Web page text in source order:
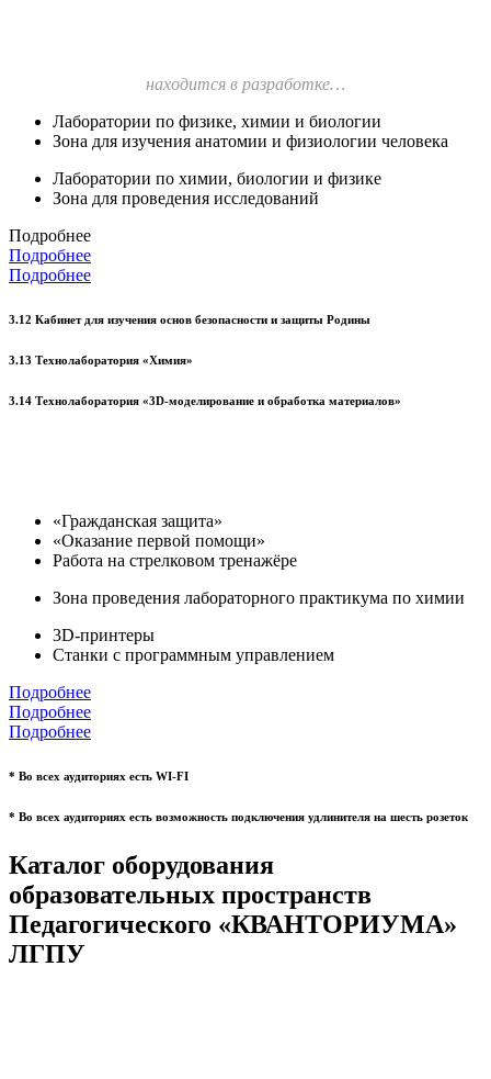
находится в разработке…
Лаборатории по физике, химии и биологии
Зона для изучения анатомии и физиологии человека
Лаборатории по химии, биологии и физике
Зона для проведения исследований
Подробнее
Подробнее
Подробнее
3.12 Кабинет для изучения основ безопасности и защиты Родины
3.13 Технолаборатория «Химия»
3.14 Технолаборатория «3D-моделирование и обработка материалов»
«Гражданская защита»
«Оказание первой помощи»
Работа на стрелковом тренажёре
Зона проведения лабораторного практикума по химии
3D-принтеры
Станки с программным управлением
Подробнее
Подробнее
Подробнее
* Во всех аудиториях есть WI-FI
* Во всех аудиториях есть возможность подключения удлинителя на шесть розеток
Каталог оборудования
образовательных пространств
Педагогического «КВАНТОРИУМА»
ЛГПУ